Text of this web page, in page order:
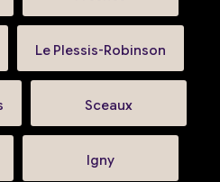
Le Plessis-Robinson
Sceaux
Igny